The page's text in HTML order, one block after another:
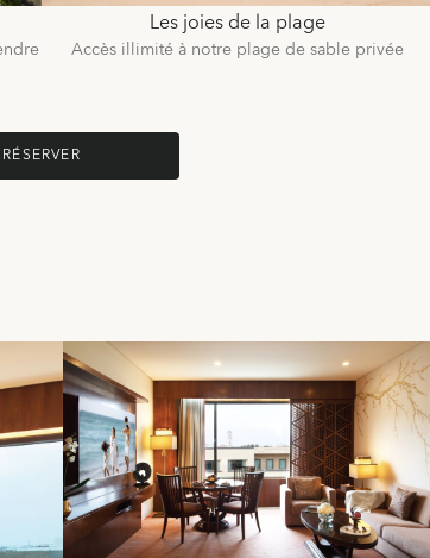
Les joies de la plage
Accès illimité à notre plage de sable privée
RÉSERVER